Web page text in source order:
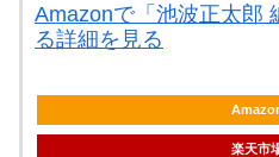
Amazonで「池波正太郎
る詳細を見る
楽天市